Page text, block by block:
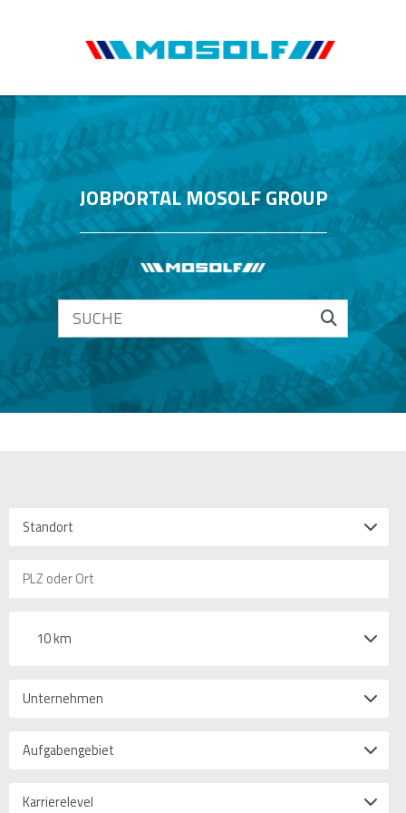
JOBPORTAL MOSOLF GROUP
Standort
10 km
Unternehmen
Aufgabengebiet
Karrierelevel